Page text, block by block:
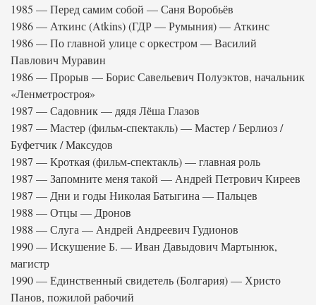
1985 — Перед самим собой — Саня Воробьёв
1986 — Аткинс (Atkins) (ГДР — Румыния) — Аткинс
1986 — По главной улице с оркестром — Василий
Павлович Муравин
1986 — Прорыв — Борис Савельевич Полуэктов, начальник
«Ленметростроя»
1987 — Садовник — дядя Лёша Глазов
1987 — Мастер (фильм-спектакль) — Мастер / Берлиоз /
Буфетчик / Максудов
1987 — Кроткая (фильм-спектакль) — главная роль
1987 — Запомните меня такой — Андрей Петрович Киреев
1987 — Дни и годы Николая Батыгина — Пальцев
1988 — Отцы — Дронов
1988 — Слуга — Андрей Андреевич Гудионов
1990 — Искушение Б. — Иван Давыдович Мартынюк,
магистр
1990 — Единственный свидетель (Болгария) — Христо
Панов, пожилой рабочий